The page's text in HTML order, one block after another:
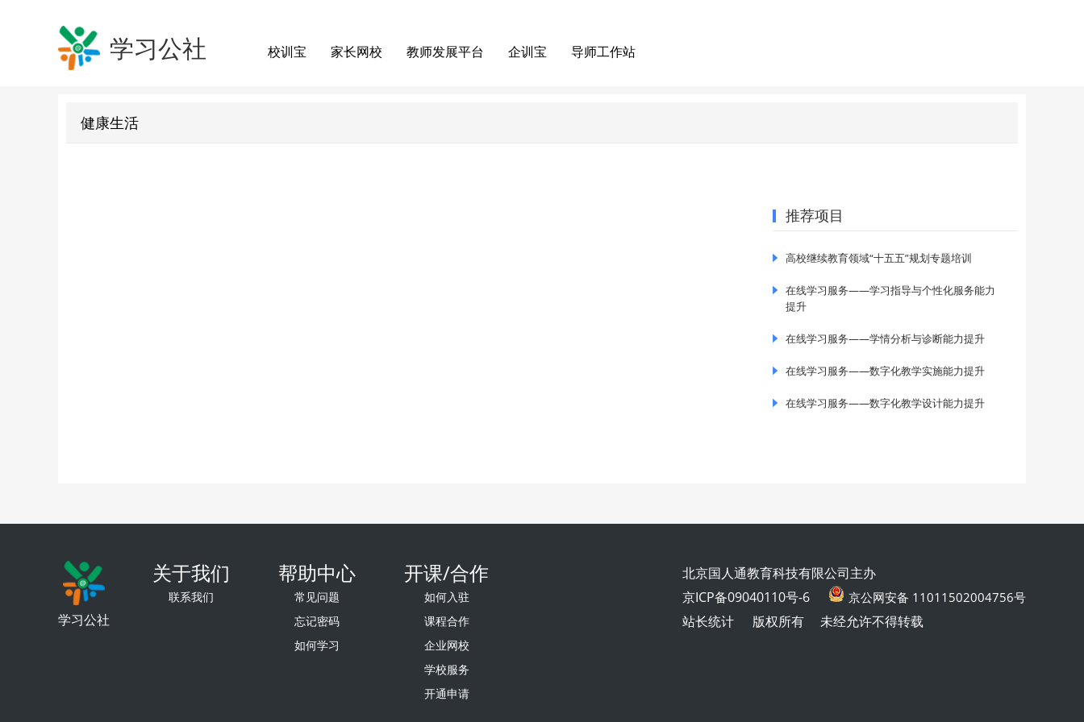
学习公社 校训宝 家长网校 教师发展平台 企训宝 导师工作站
健康生活
推荐项目
高校继续教育领域“十五五”规划专题培训
在线学习服务——学习指导与个性化服务能力
提升
在线学习服务——学情分析与诊断能力提升
在线学习服务——数字化教学实施能力提升
在线学习服务——数字化教学设计能力提升
学习公社
关于我们
联系我们
帮助中心
常见问题
忘记密码
如何学习
开课/合作
如何入驻
课程合作
企业网校
学校服务
开通申请
北京国人通教育科技有限公司主办
京ICP备09040110号-6
京公网安备 11011502004756号
站长统计 版权所有 未经允许不得转载